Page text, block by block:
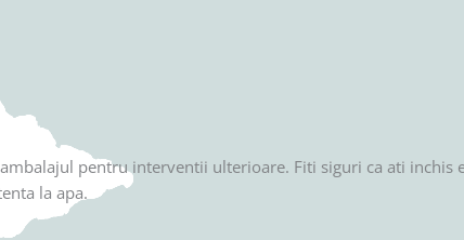
pentru interventii ulterioare. Fiti siguri ca ati inchis
la apa.